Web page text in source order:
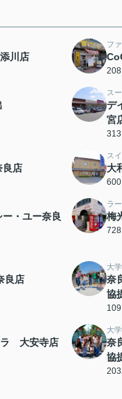
川店
フ
208
ス
デ
宮
313
良店
ス
大
600
ー・ユー奈良
ラ
梅
728
良店
大学
奈
協
ラ 大安寺店
大学
奈
協